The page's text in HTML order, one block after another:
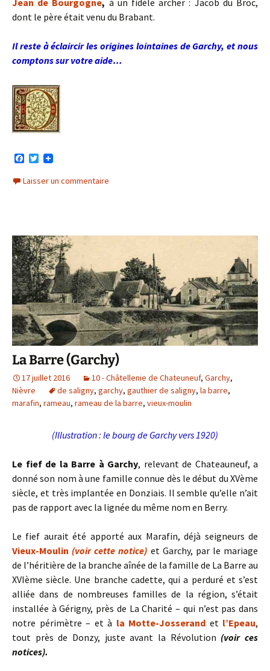
Jean de Bourgogne, à un fidèle archer : Jacob du Broc,
dont le père était venu du Brabant.
Il reste à éclaircir les origines lointaines de Garchy, et nous
comptons sur votre aide…
c
e
T
i
t
Laisser un commentaire
La Barre (Garchy)
17 juillet 2016 10 - Châtellenie de Chateuneuf, Garchy,
Nièvre
de saligny, garchy, gauthier de saligny, la barre,
marafin, rameau, rameau de la barre, vieux-moulin
(Illustration : le bourg de Garchy vers 1920)
Le fief de la Barre à Garchy, relevant de Chateauneuf, a
donné son nom à une famille connue dès le début du XVème
siècle, et très implantée en Donziais. Il semble qu’elle n’ait
pas de rapport avec la lignée du même nom en Berry.
Le fief aurait été apporté aux Marafin, déjà seigneurs de
Vieux-Moulin (voir cette notice) et Garchy, par le mariage
de l’héritière de la branche aînée de la famille de La Barre au
XVIème siècle. Une branche cadette, qui a perduré et s’est
alliée dans de nombreuses familles de la région, s’était
installée à Gérigny, près de La Charité – qui n’est pas dans
notre périmètre – et à la Motte-Josserand et l’Epeau,
tout près de Donzy, juste avant la Révolution (voir ces
notices).